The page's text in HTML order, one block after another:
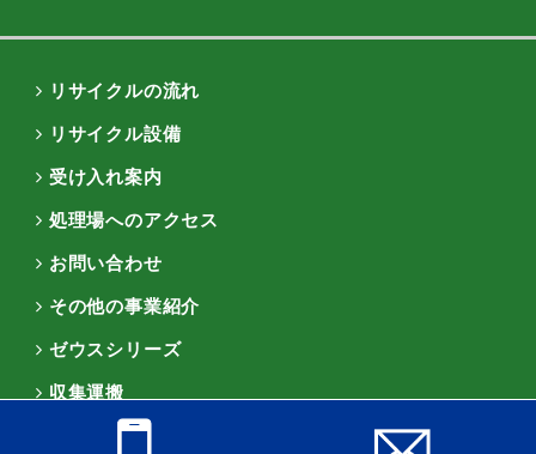
リサイクルの流れ
リサイクル設備
受け入れ案内
処理場へのアクセス
お問い合わせ
その他の事業紹介
ゼウスシリーズ
収集運搬